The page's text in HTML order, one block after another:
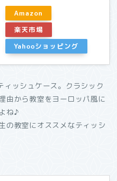
Amazon
楽天市場
Yahooショッピング
ッシュケース。クラシック
由から教室をヨーロッパ風に
ね♪
の教室にオススメなティッシ